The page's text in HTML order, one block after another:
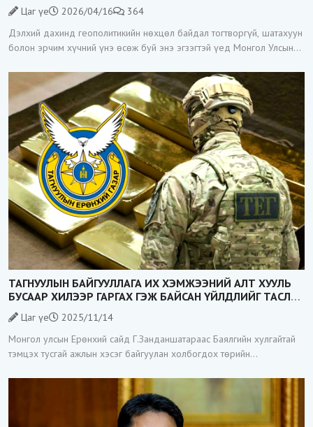
Цаг үе 2026/04/16
364
Дэлхий дахинд геополитикийн нөхцөл байдал тогтворгүй, шатахуун
болон эрчим хүчний үнэ өсөж буй энэ эгзэгтэй үед Монгол Улсын
зарласан нь
ТАГНУУЛЫН БАЙГУУЛЛАГА ИХ ХЭМЖЭЭНИЙ АЛТ ХУУЛЬ
БУСААР ХИЛЭЭР ГАРГАХ ГЭЖ БАЙСАН ҮЙЛДЛИЙГ ТАСЛАН
ЗОГСООЛОО
Цаг үе
2025/11/14
Монгол улсын Ерөнхий сайд Г.Занданшатараас Баялгийн хулгайтай
тэмцэх тусгай ажлын хэсэг байгуулан холбогдох төрийн